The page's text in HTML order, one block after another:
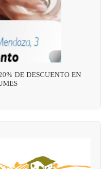
DE DESCUENTO EN